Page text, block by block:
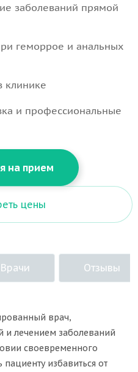
заболеваний прямой
геморрое и анальных
клинике
и профессиональные
на прием
цены
Врачи Отзывы
врач,
и лечением заболеваний
своевременного
избавиться от